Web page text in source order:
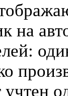
на
учтен